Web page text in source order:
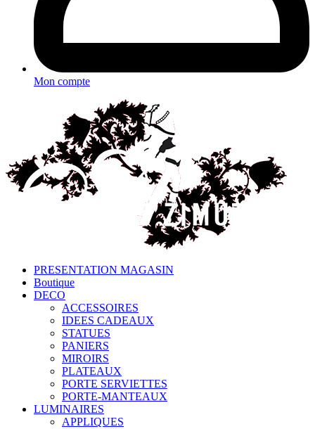
Mon compte
PRESENTATION MAGASIN
Boutique
DECO
ACCESSOIRES
IDEES CADEAUX
STATUES
PANIERS
MIROIRS
PLATEAUX
PORTE SERVIETTES
PORTE-MANTEAUX
LUMINAIRES
APPLIQUES